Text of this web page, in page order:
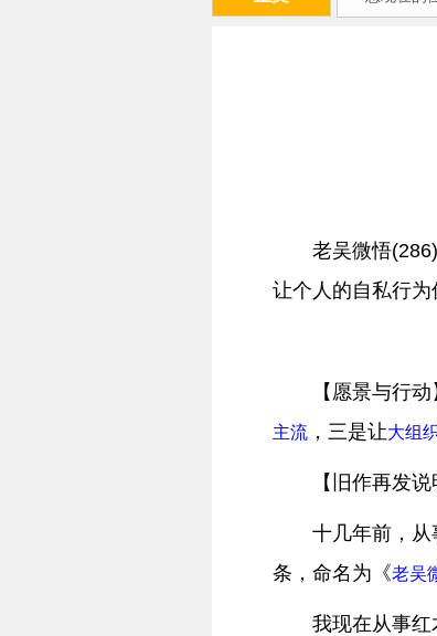
老吴微悟
让个人的自私行为
【愿景与行
主流 ，三是让大组
【旧作再发说
十几年前，
条，命名为《老吴
我现在从事